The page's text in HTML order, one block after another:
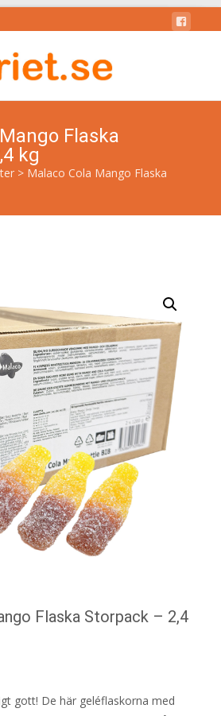
Flaska
kg
> Malaco Cola Mango Flaska
Flaska Storpack – 2,4
gott! De här geléflaskorna med